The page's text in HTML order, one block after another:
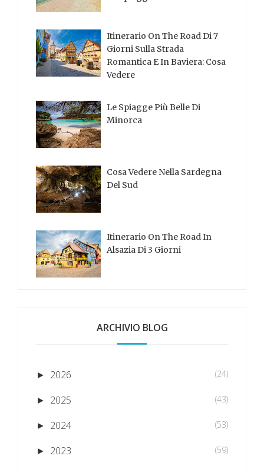
Itinerario On The Road Di 7
Giorni Sulla Strada
Romantica E In Baviera: Cosa
Vedere
Le Spiagge Più Belle Di
Minorca
Cosa Vedere Nella Sardegna
Del Sud
Itinerario On The Road In
Alsazia Di 3 Giorni
ARCHIVIO BLOG
► 2026 (24)
► 2025 (43)
► 2024 (53)
► 2023 (59)